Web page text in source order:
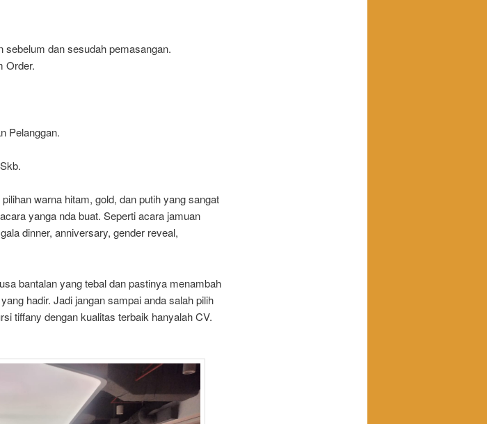
sebelum dan sesudah pemasangan.
Order.
Pelanggan.
warna hitam, gold, dan putih yang sangat
yanga nda buat. Seperti acara jamuan
dinner, anniversary, gender reveal,
bantalan yang tebal dan pastinya menambah
hadir. Jadi jangan sampai anda salah pilih
tiffany dengan kualitas terbaik hanyalah CV.